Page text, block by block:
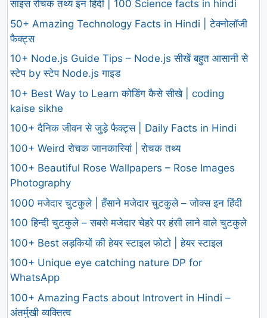
साइंस रोचक तथ्य इन हिंदी | 100 Science facts in hindi
50+ Amazing Technology Facts in Hindi | टेक्नोलॉजी
फैक्ट्स
10+ Node.js Guide Tips – Node.js सीखें बहुत आसानी से
स्टेप by स्टेप Node.js गाइड
10+ Best Way to Learn कोडिंग कैसे सीखे | coding
kaise sikhe
100+ दैनिक जीवन से जुड़े फैक्ट्स | Daily Facts in Hindi
100+ Weird रोचक जानकारियां | रोचक तथ्य
100+ Beautiful Rose Wallpapers – Rose Images
Photography
1000 मजेदार चुटकुले | हँसाने मजेदार चुटकुले – जोक्स इन हिंदी
100 हिन्दी चुटकुले – सबसे मजेदार चेहरे पर हंसी लाने वाले चुटकुले
100+ Best लड़कियों की हेयर स्टाइल फोटो | हेयर स्टाइल
100+ Unique eye catching nature DP for
WhatsApp
100+ Amazing Facts about Introvert in Hindi –
अंतर्मुखी व्यक्तित्व